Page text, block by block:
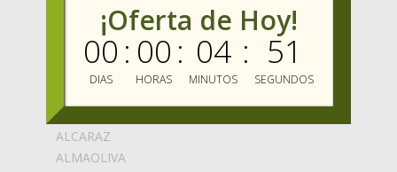
MERCADO OLIVA
ENVIOS GRATIS
BLOG
MARCAS
ABEDUL
ALCARAZ
ALMAOLIVA
¡Oferta de Hoy!
00
DIAS
: 00
HORAS
: 04
MINUTOS
: 51
SEGUNDOS